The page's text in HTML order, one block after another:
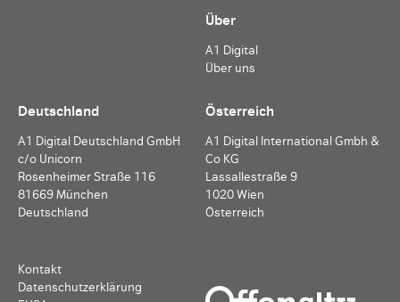
Über
A1 Digital
Über uns
Deutschland
A1 Digital Deutschland GmbH
c/o Unicorn
Rosenheimer Straße 116
81669 München
Deutschland
Österreich
A1 Digital International Gmbh &
Co KG
Lassallestraße 9
1020 Wien
Österreich
Kontakt
Datenschutzerklärung